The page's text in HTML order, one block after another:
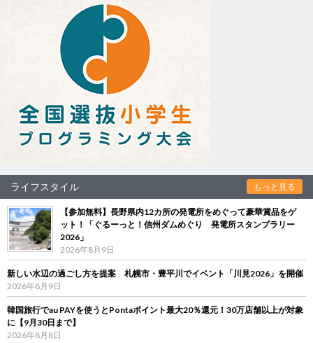
ライフスタイル もっと見る
【参加無料】長野県内12カ所の発電所をめぐって豪華賞品をゲ
ット！「ぐるーっと！信州ダムめぐり 発電所スタンプラリー
2026」
2026年8月9日
新しい水辺の過ごし方を提案 札幌市・豊平川でイベント「川見2026」を開催
2026年8月9日
韓国旅行でau PAYを使うとPontaポイント最大20％還元！30万店舗以上が対象
に【9月30日まで】
2026年8月8日